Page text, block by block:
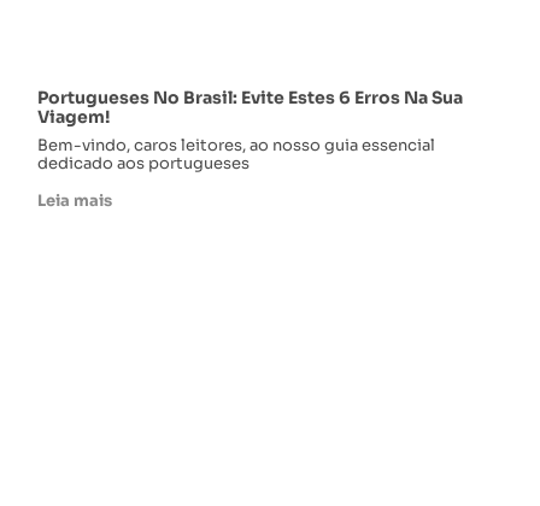
Portugueses No Brasil: Evite Estes 6 Erros Na Sua
Viagem!
Bem-vindo, caros leitores, ao nosso guia essencial
dedicado aos portugueses
Leia mais